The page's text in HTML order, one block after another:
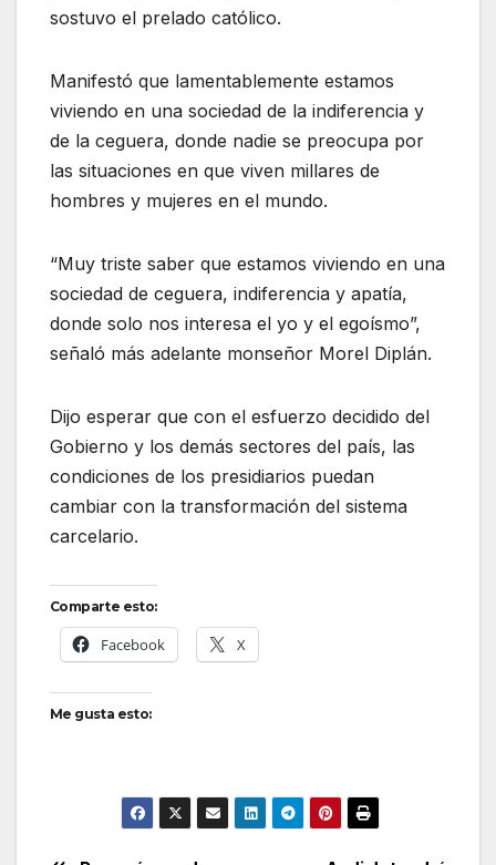
sostuvo el prelado católico.
Manifestó que lamentablemente estamos
viviendo en una sociedad de la indiferencia y
de la ceguera, donde nadie se preocupa por
las situaciones en que viven millares de
hombres y mujeres en el mundo.
“Muy triste saber que estamos viviendo en una
sociedad de ceguera, indiferencia y apatía,
donde solo nos interesa el yo y el egoísmo”,
señaló más adelante monseñor Morel Diplán.
Dijo esperar que con el esfuerzo decidido del
Gobierno y los demás sectores del país, las
condiciones de los presidiarios puedan
cambiar con la transformación del sistema
carcelario.
Comparte esto:
Facebook X
Me gusta esto: